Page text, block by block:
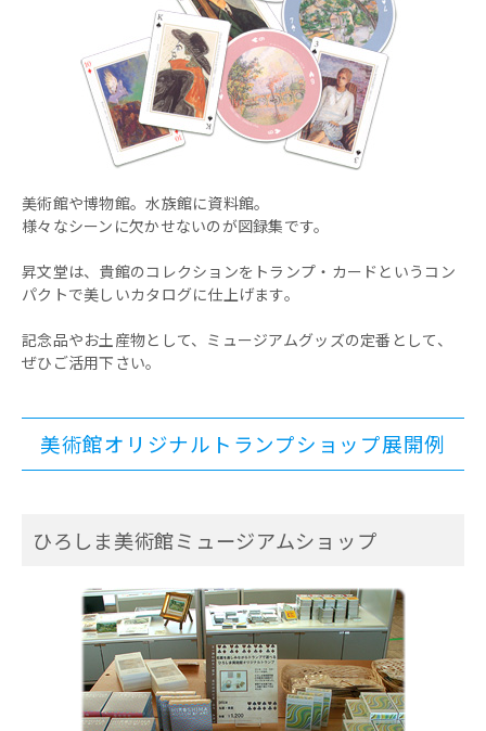
美術館や博物館。水族館に資料館。
様々なシーンに欠かせないのが図録集です。
昇文堂は、貴館のコレクションをトランプ・カードというコン
パクトで美しいカタログに仕上げます。
記念品やお土産物として、ミュージアムグッズの定番として、
ぜひご活用下さい。
美術館オリジナルトランプショップ展開例
ひろしま美術館ミュージアムショップ